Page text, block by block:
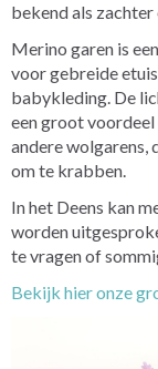
bekend als
Merino garen is
voor gebreide
babykleding. De
een groot
andere wolgarens,
om te krabben.
In het Deens kan
worden
te vragen of
Bekijk hier onze